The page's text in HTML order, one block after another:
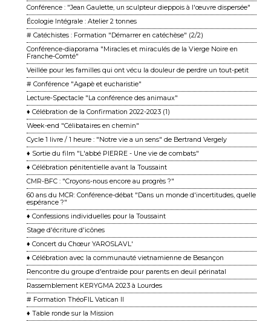
Conférence : "Jean Gaulette, un sculpteur dieppois à l'œuvre dispersée"
Écologie Intégrale : Atelier 2 tonnes
# Catéchistes : Formation "Démarrer en catéchèse" (2/2)
Conférence-diaporama "Miracles et miraculés de la Vierge Noire en
Franche-Comté"
Veillée pour les familles qui ont vécu la douleur de perdre un tout-petit
# Conférence "Agapè et eucharistie"
Lecture-Spectacle "La conférence des animaux"
♦ Célébration de la Confirmation 2022-2023 (1)
Week-end "Célibataires en chemin"
Cycle 1 livre / 1 heure : "Notre vie a un sens" de Bertrand Vergely
♦ Sortie du film "L'abbé PIERRE - Une vie de combats"
♦ Célébration pénitentielle avant la Toussaint
CMR-BFC : "Croyons-nous encore au progrès ?"
60 ans du MCR: Conférence-débat "Dans un monde d'incertitudes, quelle
espérance ?"
♦ Confessions individuelles pour la Toussaint
Stage d'écriture d'icônes
♦ Concert du Chœur YAROSLAVL'
♦ Célébration avec la communauté vietnamienne de Besançon
Rencontre du groupe d'entraide pour parents en deuil périnatal
Rassemblement KERYGMA 2023 à Lourdes
# Formation ThéoFIL Vatican II
♦ Table ronde sur la Mission